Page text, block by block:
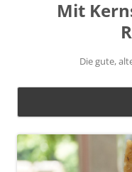
Mit
Die gute,
Zum
Inhalt
springen